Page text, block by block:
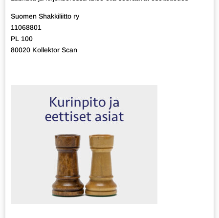
Suomen Shakkiliitto ry
11068801
PL 100
80020 Kollektor Scan